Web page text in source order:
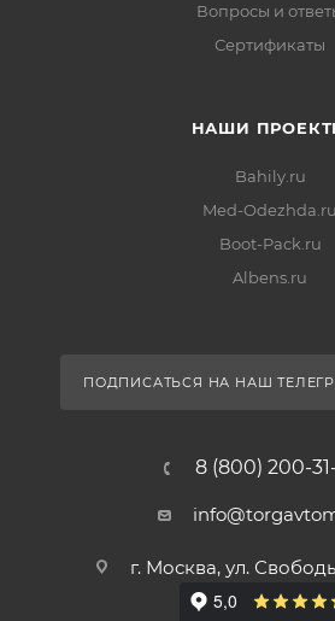
Вопросы и
Сертификаты
НАШИ
Bahily.ru
Med-Odezhda.ru
Boot-Pack.ru
Albens.ru
ПОДПИСАТЬСЯ НА НАШ
8 (800) 200-
г. Москва, ул.